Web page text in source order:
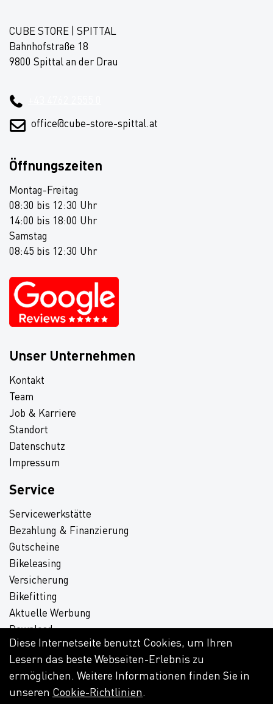
CUBE STORE | SPITTAL
Bahnhofstraße 18
9800 Spittal an der Drau
office@cube-store-spittal.at
Öffnungszeiten
Montag-Freitag
08:30 bis 12:30 Uhr
14:00 bis 18:00 Uhr
Samstag
08:45 bis 12:30 Uhr
Unser Unternehmen
Kontakt
Team
Job & Karriere
Standort
Datenschutz
Impressum
Service
Servicewerkstätte
Bezahlung & Finanzierung
Gutscheine
Bikeleasing
Versicherung
Bikefitting
Aktuelle Werbung
Download
Diese Internetseite benutzt Cookies, um Ihren
Lesern das beste Webseiten-Erlebnis zu
ermöglichen. Weitere Informationen finden Sie in
unseren Cookie-Richtlinien.